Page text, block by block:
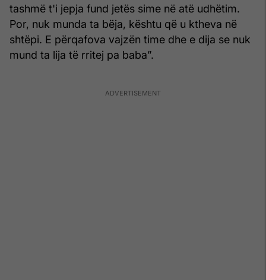
tashmë t'i jepja fund jetës sime në atë udhëtim.
Por, nuk munda ta bëja, kështu që u ktheva në
shtëpi. E përqafova vajzën time dhe e dija se nuk
mund ta lija të rritej pa baba”.